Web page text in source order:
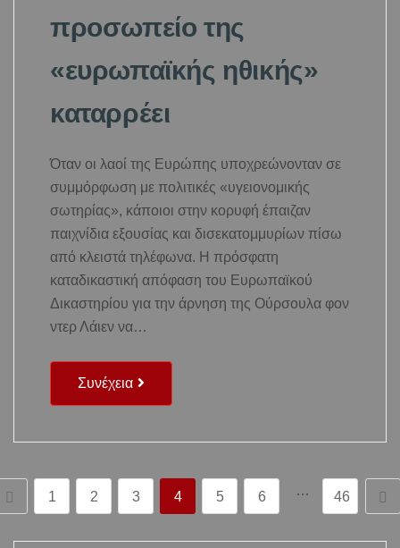
προσωπείο της
«ευρωπαϊκής ηθικής»
καταρρέει
Όταν οι λαοί της Ευρώπης υποχρεώνονταν σε
συμμόρφωση με πολιτικές «υγειονομικής
σωτηρίας», κάποιοι στην κορυφή έπαιζαν
παιχνίδια εξουσίας και δισεκατομμυρίων πίσω
από κλειστά τηλέφωνα. Η πρόσφατη
καταδικαστική απόφαση του Ευρωπαϊκού
Δικαστηρίου για την άρνηση της Ούρσουλα φον
ντερ Λάιεν να…
Συνέχεια
1 2 3 4 5 6 … 46